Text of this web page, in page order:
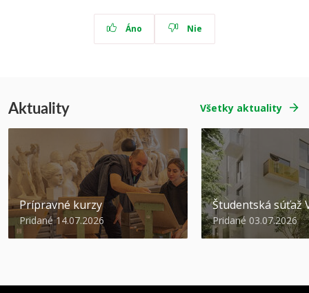
Áno Nie
Aktuality Všetky aktuality
Prípravné kurzy
Pridané 14.07.2026
Študentská súťaž
Pridané 03.07.2026